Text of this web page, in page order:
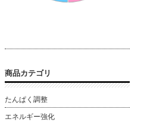
商品カテゴリ
たんぱく調整
エネルギー強化